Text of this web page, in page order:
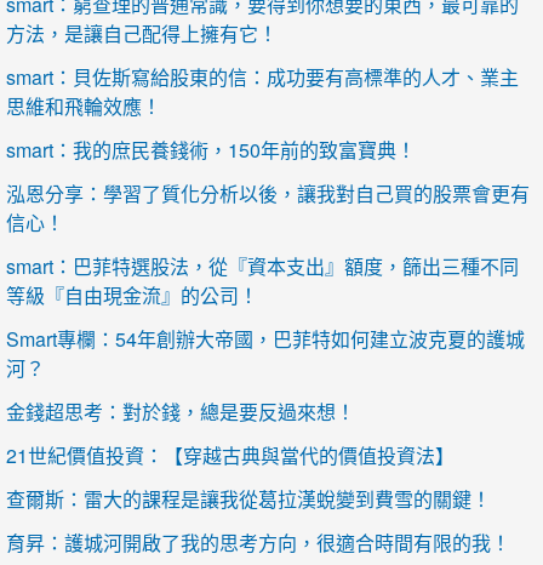
方法，是讓自己配得上擁有它！
smart：貝佐斯寫給股東的信：成功要有高標準的人才、業主
思維和飛輪效應！
smart：我的庶民養錢術，150年前的致富寶典！
泓恩分享：學習了質化分析以後，讓我對自己買的股票會更有
信心！
smart：巴菲特選股法，從『資本支出』額度，篩出三種不同
等級『自由現金流』的公司！
Smart專欄：54年創辦大帝國，巴菲特如何建立波克夏的護城
河？
金錢超思考：對於錢，總是要反過來想！
21世紀價值投資：【穿越古典與當代的價值投資法】
查爾斯：雷大的課程是讓我從葛拉漢蛻變到費雪的關鍵！
育昇：護城河開啟了我的思考方向，很適合時間有限的我！